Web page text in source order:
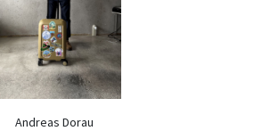
Andreas Dorau